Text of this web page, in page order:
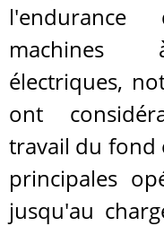
électriques,
ont
travail du fond
principales
jusqu'au